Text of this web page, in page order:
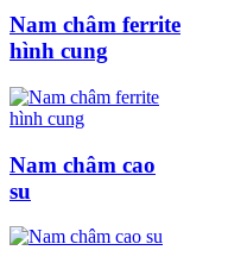
Nam châm ferrite
hình cung
Nam châm cao
su